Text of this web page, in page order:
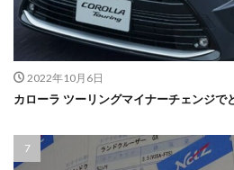
2022年10月6日
カローラ ツーリングマイナーチェンジで